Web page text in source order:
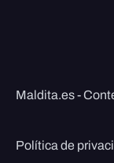
Maldita.es -
Política de